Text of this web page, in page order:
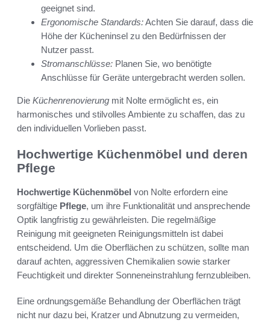
geeignet sind.
Ergonomische Standards:Achten Sie darauf, dass die
Höhe der Kücheninsel zu den Bedürfnissen der
Nutzer passt.
Stromanschlüsse: Planen Sie, wo benötigte
Anschlüsse für Geräte untergebracht werden sollen.
Die Küchenrenovierung mit Nolte ermöglicht es, ein
harmonisches und stilvolles Ambiente zu schaffen, das zu
den individuellen Vorlieben passt.
Hochwertige Küchenmöbel und deren
Pflege
Hochwertige Küchenmöbel von Nolte erfordern eine
sorgfältige Pflege, um ihre Funktionalität und ansprechende
Optik langfristig zu gewährleisten. Die regelmäßige
Reinigung mit geeigneten Reinigungsmitteln ist dabei
entscheidend. Um die Oberflächen zu schützen, sollte man
darauf achten, aggressiven Chemikalien sowie starker
Feuchtigkeit und direkter Sonneneinstrahlung fernzubleiben.
Eine ordnungsgemäße Behandlung der Oberflächen trägt
nicht nur dazu bei, Kratzer und Abnutzung zu vermeiden,